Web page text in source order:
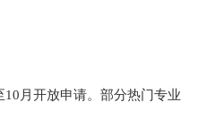
月开放申请。部分热门专业